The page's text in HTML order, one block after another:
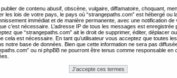
de contenu abusif, obscène, vulgaire, diffamatoire, choquant,
les lois de votre pays, le pays où “strangepaths.com” est hébergé ou
immédiat et de manière permanente, avec une notification de
c’est nécessaire. L’adresse IP de tous les messages est
que “strangepaths.com” ait le droit de supprimer, éditer, déplacer
cela est nécessaire. En tant qu’utilisateur vous acceptez que toutes
notre base de données. Bien que cette information ne sera pas
ou ni phpBB ne pourront être tenus comme responsable en